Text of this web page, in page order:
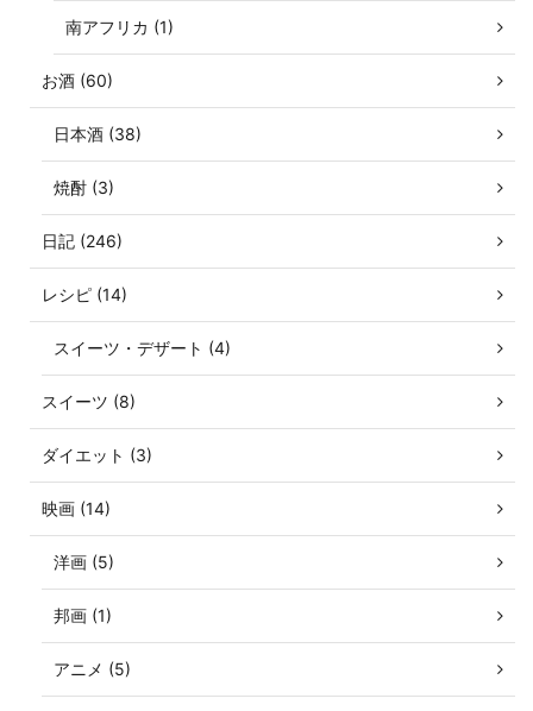
南アフリカ (1)
お酒 (60)
日本酒 (38)
焼酎 (3)
日記 (246)
レシピ (14)
スイーツ・デザート (4)
スイーツ (8)
ダイエット (3)
映画 (14)
洋画 (5)
邦画 (1)
アニメ (5)